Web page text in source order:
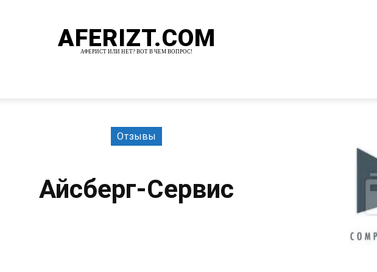
AFERIZT.COM
АФЕРИСТ ИЛИ НЕТ? ВОТ В ЧЕМ ВОПРОС!
Отзывы
Айсберг-Сервис